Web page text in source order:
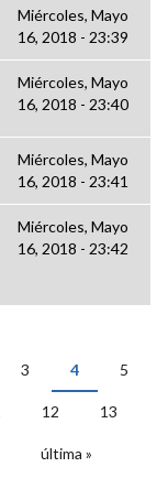
Miércoles, Mayo
16, 2018 - 23:39
Miércoles, Mayo
16, 2018 - 23:40
Miércoles, Mayo
16, 2018 - 23:41
Miércoles, Mayo
16, 2018 - 23:42
3 4 5
12 13
última »